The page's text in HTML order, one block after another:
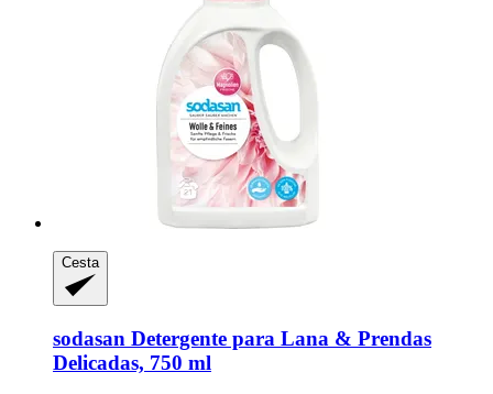
Cesta
sodasan Detergente para Lana & Prendas
Delicadas, 750 ml